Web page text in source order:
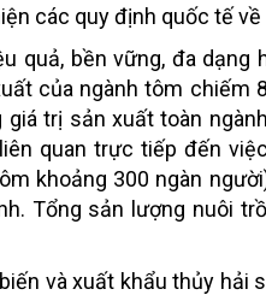
các quy định quốc tế
quả, bền vững, đa dạng
của ngành tôm chiếm
trị sản xuất toàn
quan trực tiếp đến
khoảng 300 ngàn
Tổng sản lượng nuôi
và xuất khẩu thủy hải